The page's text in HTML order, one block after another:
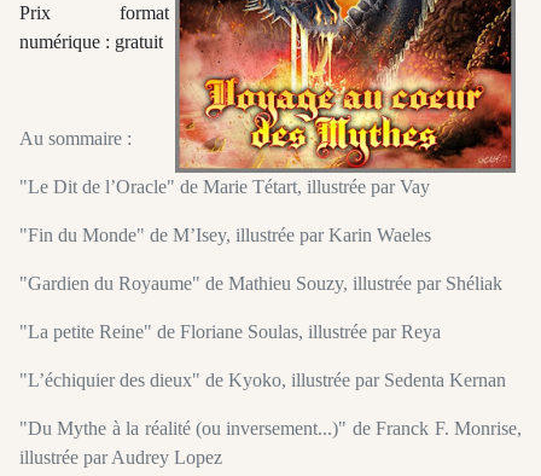
Prix format
numérique : gratuit
Au sommaire :
"Le Dit de l’Oracle" de Marie Tétart, illustrée par Vay
"Fin du Monde" de M’Isey, illustrée par Karin Waeles
"Gardien du Royaume" de Mathieu Souzy, illustrée par Shéliak
"La petite Reine" de Floriane Soulas, illustrée par Reya
"L’échiquier des dieux" de Kyoko, illustrée par Sedenta Kernan
"Du Mythe à la réalité (ou inversement...)" de Franck F. Monrise,
illustrée par Audrey Lopez